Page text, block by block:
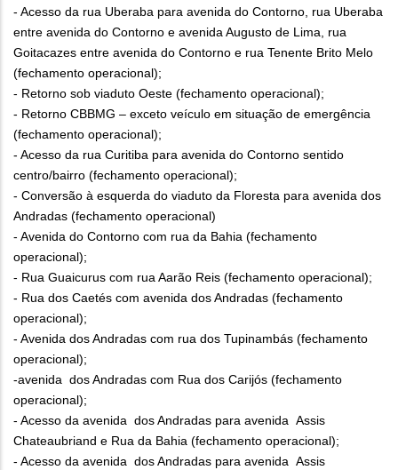
- Acesso da rua Uberaba para avenida do Contorno, rua Uberaba
entre avenida do Contorno e avenida Augusto de Lima, rua
Goitacazes entre avenida do Contorno e rua Tenente Brito Melo
(fechamento operacional);
- Retorno sob viaduto Oeste (fechamento operacional);
- Retorno CBBMG – exceto veículo em situação de emergência
(fechamento operacional);
- Acesso da rua Curitiba para avenida do Contorno sentido
centro/bairro (fechamento operacional);
- Conversão à esquerda do viaduto da Floresta para avenida dos
Andradas (fechamento operacional)
- Avenida do Contorno com rua da Bahia (fechamento
operacional);
- Rua Guaicurus com rua Aarão Reis (fechamento operacional);
- Rua dos Caetés com avenida dos Andradas (fechamento
operacional);
- Avenida dos Andradas com rua dos Tupinambás (fechamento
operacional);
-avenida dos Andradas com Rua dos Carijós (fechamento
operacional);
- Acesso da avenida dos Andradas para avenida Assis
Chateaubriand e Rua da Bahia (fechamento operacional);
- Acesso da avenida dos Andradas para avenida Assis